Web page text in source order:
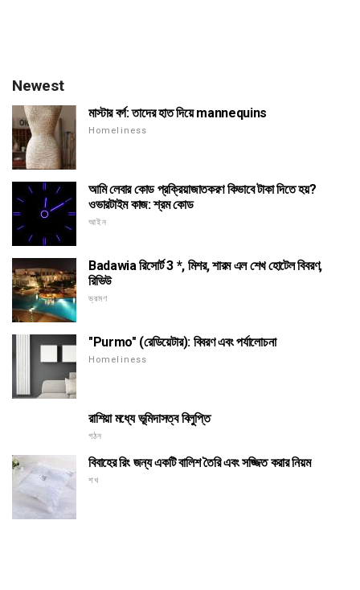
Newest
মাস্টার বর্গ: তাদের হাত দিয়ে mannequins
Homeliness
আমি লেবার কোড প্রক্রিয়াজাতকরণ কিভাবে টাকা দিতে হয়?
ওভারটাইম কাজ: শ্রম কোড
আইন
Badawia রিসোর্ট 3 *, মিশর, শারম এল শেখ হোটেল বিবরণ,
রিভিউ
ভ্রমণ
"Purmo" (রেডিয়েটার): বিবরণ এবং পর্যালোচনা
Homeliness
রাশিয়া মধ্যে ভূমিদাসত্ব বিলুপ্তি
গঠন
বিবাহের রিং জন্য একটি বালিশ তৈরি এবং সজ্জিত করার নিয়ম
শখ